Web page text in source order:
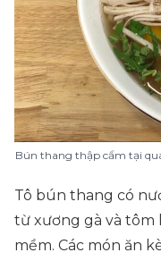
Bún thang thập cẩm tại
Tô bún thang có
từ xương gà và tôm
mềm. Các món ăn